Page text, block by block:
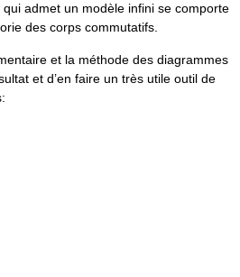
admet un modèle infini se comporte
des corps commutatifs.
et la méthode des diagrammes
et d’en faire un très utile outil de